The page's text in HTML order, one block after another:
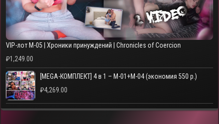
VIP-лот M-05 | Хроники принуждений | Chronicles of Coercion
₽1,249.00
[MEGA-КОМПЛЕКТ] 4 в 1 – M-01+M-04 (экономия 550 р.)
₽4,269.00